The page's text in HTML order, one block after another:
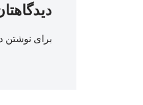
برای نوشتن